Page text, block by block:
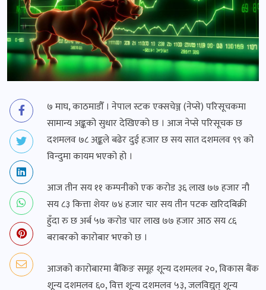
७ माघ, काठमाडौँ । नेपाल स्टक एक्सचेञ्ज (नेप्से) परिसूचकमा
सामान्य अङ्कको सुधार देखिएको छ । आज नेप्से परिसूचक छ
दशमलव ७८ अङ्कले बढेर दुई हजार छ सय सात दशमलव ९९ को
विन्दुमा कायम भएको हो ।
आज तीन सय ११ कम्पनीको एक करोड ३६ लाख ७७ हजार नौ
सय ८३ कित्ता शेयर ७४ हजार चार सय तीन पटक खरिदबिक्री
हुँदा रु छ अर्ब ५७ करोड चार लाख ७७ हजार आठ सय ८६
बराबरको कारोबार भएको छ ।
आजको कारोबारमा बैंकिङ समूह शून्य दशमलव २०, विकास बैंक
शून्य दशमलव ६०, वित्त शून्य दशमलव ५३, जलविद्युत् शून्य